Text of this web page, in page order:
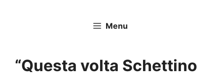
Menu
“Questa volta Schettino